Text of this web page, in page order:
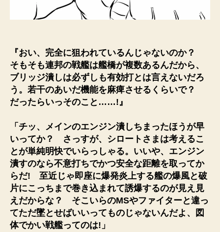
『おい、完全に狙われているんじゃないのか？
そもそも連邦の戦艦は艦橋が複数あるんだから、
ブリッジ潰しは必ずしも有効打とは言えないだろ
う。若干のあいだ機能を麻痺させるくらいで？
だったらいっそのこと……!』
「チッ、メインのエンジン潰しちまったほうが早
いってか？ さっすが、シロートさまは考えるこ
とが単純明快でいらっしゃる。いいや、エンジン
潰すのなら不意打ちでかつ安全な距離を取ってか
らだ! 至近じゃ即座に爆発炎上する艦の爆風と破
片にこっちまで巻き込まれて誘爆するのが見え見
えだからな？ そこいらのMSやファイターと違っ
てただ墜とせばいいってものじゃないんだよ、図
体でかい戦艦ってのは!」